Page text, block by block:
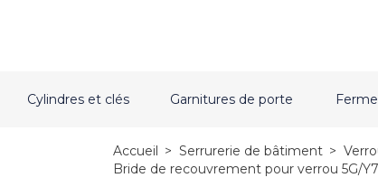
Cylindres et clés Garnitures de porte
Accueil > Serrurerie de bâtiment >
Bride de recouvrement pour verrou 5G/